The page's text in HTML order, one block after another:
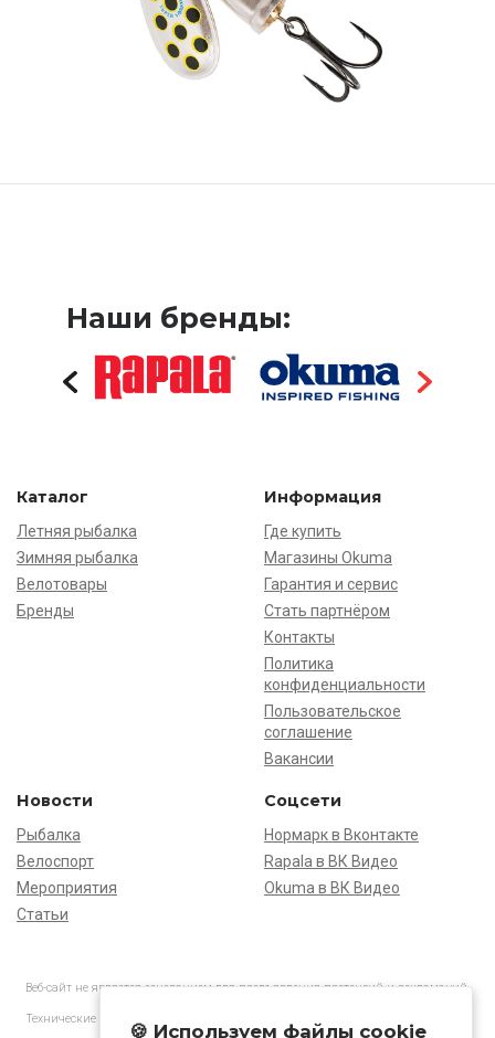
Наши бренды:
Каталог
Летняя рыбалка
Зимняя рыбалка
Велотовары
Бренды
Информация
Где купить
Магазины Okuma
Гарантия и сервис
Стать партнёром
Контакты
Политика
конфиденциальности
Пользовательское
соглашение
Вакансии
Новости
Рыбалка
Велоспорт
Мероприятия
Статьи
Соцсети
Нормарк в Вконтакте
Rapala в ВК Видео
Okuma в ВК Видео
Веб-сайт не является основанием для предъявления претензий и рекламаций,
Технические характеристики товаров могут отличаться от указанных на сайте.
🍪 Используем файлы cookie